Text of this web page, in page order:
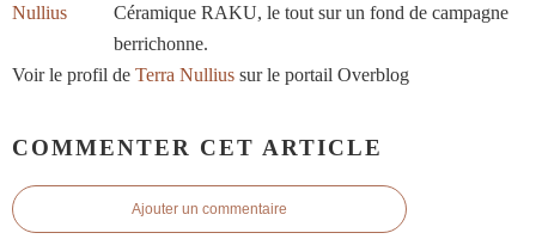
Céramique RAKU, le tout sur un fond de campagne
berrichonne.
Voir le profil de Terra Nullius sur le portail Overblog
COMMENTER CET ARTICLE
Ajouter un commentaire